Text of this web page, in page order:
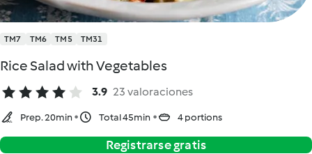
TM7 TM6 TM5 TM31
Rice Salad with Vegetables
3.9 23 valoraciones
Prep. 20min Total 45min 4 portions
Registrarse gratis